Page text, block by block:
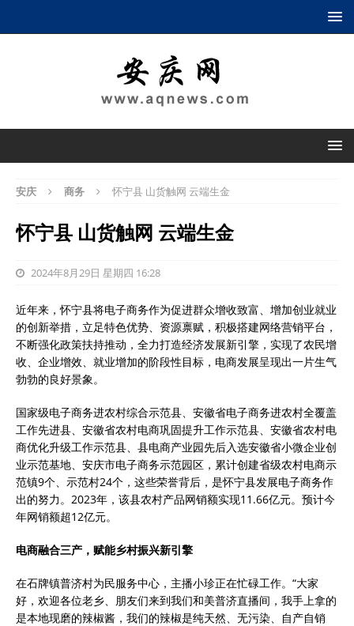
安庆 商务 怀宁县 山货触网 云端生金
怀宁县 山货触网 云端生金
2024年8月29日 星期四 16:28
近年来，怀宁县将电子商务作为促进群众增收致富、增加创业就业
的创新举措，立足特色优势、资源禀赋，积极搭建网络营销平台，
不断强化政策扶持推动，全力打造经济发展新引擎，实现了农民增
收、企业增效、就业增加的阶段性目标，电商发展呈现出一片生气
勃勃的良好景象。
国家级电子商务进农村综合示范县、安徽省电子商务进农村全覆盖
工作先进县、安徽省农村电商巩固提升工作示范县、安徽省农村电
商优化升级工作示范县、县电商产业园先后入选安徽省小微企业创
业示范基地、安庆市电子商务示范园区，累计创建省级农村电商示
范镇9个、示范村24个，这些荣誉背后，是怀宁县发展电子商务作
出的努力。2023年，该县农村产品网销额实现11.66亿元。预计今
年网销额超12亿元。
电商融合三产，赋能乡村振兴新引擎
在石牌镇普济村为民服务中心，主播小珍正在忙碌工作。“大家
好，欢迎各位老乡、朋友们来到我们和美普济直播间，我手上拿的
是本地现磨的辣椒酱，我们的辣椒是纯天然、无污染、自产自销